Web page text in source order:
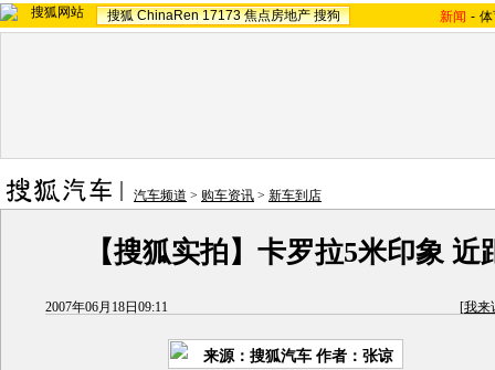
搜狐 ChinaRen 17173 焦点房地产 搜狗 新闻 -
汽车频道 > 购车资讯 > 新车到店
【搜狐实拍】卡罗拉5米印象 近
2007年06月18日09:11 [我来
来源：搜狐汽车 作者：张谅